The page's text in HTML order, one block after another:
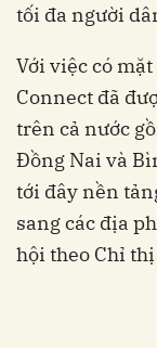
tối đa người
Với việc có
Connect đã
trên cả nước
Đồng Nai và
tới đây nền
sang các địa
hội theo Chỉ